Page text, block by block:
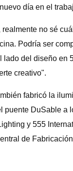
día en el
no sé
Podría ser
lado del diseño en
creativo".
fabricó la
puente DuSable a
y 555
de